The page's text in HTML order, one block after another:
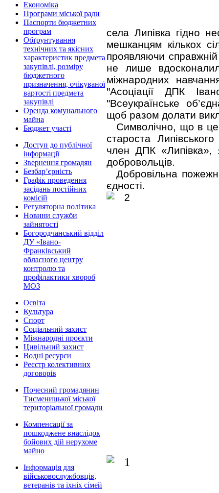
Економіка
Програми міської ради
Паспорти бюджетних
програм
Обґрунтування
технічних та якісних
характеристик предмета
закупівлі, розміру
бюджетного
призначення, очікуваної
вартості предмета
закупівлі
Оренда комунального
майна
Бюджет участі
Доступ до публічної
інформації
Звернення громадян
Безбар’єрність
Графік проведення
засідань постійних
комісій
Регуляторна політика
Новини служби
зайнятості
Богородчанський відділ
ДУ «Івано-
Франківський
обласного центру
контролю та
профілактики хвороб
МОЗ
Освіта
Культура
Спорт
Соціальний захист
Міжнародні проєкти
Цивільний захист
Водні ресурси
Реєстр колективних
договорів
Почесний громадянин
Тисменицької міської
територіальної громади
Компенсації за
пошкоджене внаслідок
бойових дій нерухоме
майно
Інформація для
військовослужбовців,
ветеранів та іхніх сімей
села Липівка гідно
мешканцям кількох
проявляючи
не лише
міжнародних
"Асоціації ДПК
"Всеукраїнське
щоб разом долати
Символічно, що в
староста
член ДПК «Липівка»,
добровольців.
Добровільна
єдності.